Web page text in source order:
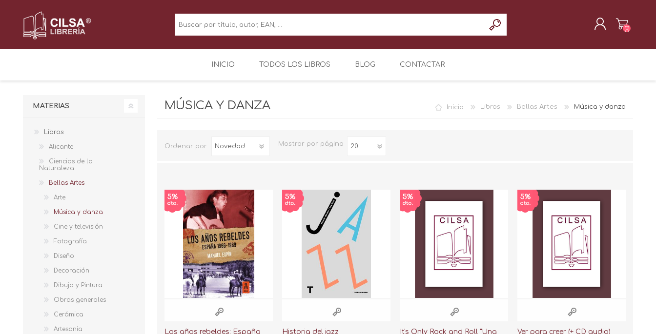
(0)
INICIO TODOS LOS LIBROS BLOG CONTACTAR
MÚSICA Y DANZA Inicio Libros Bellas Artes Música y danza
Ordenar por Mostrar por página
Los años rebeldes: España
Historia del jazz
It's Only Rock and Roll "Una
Ver para creer (+ CD audio)
MATERIAS
Libros
Alicante
Ciencias de la
Naturaleza
Bellas Artes
Arte
Música y danza
Cine y televisión
Fotografía
Diseño
Decoración
Dibujo y Pintura
Obras generales
Cerámica
Artesania